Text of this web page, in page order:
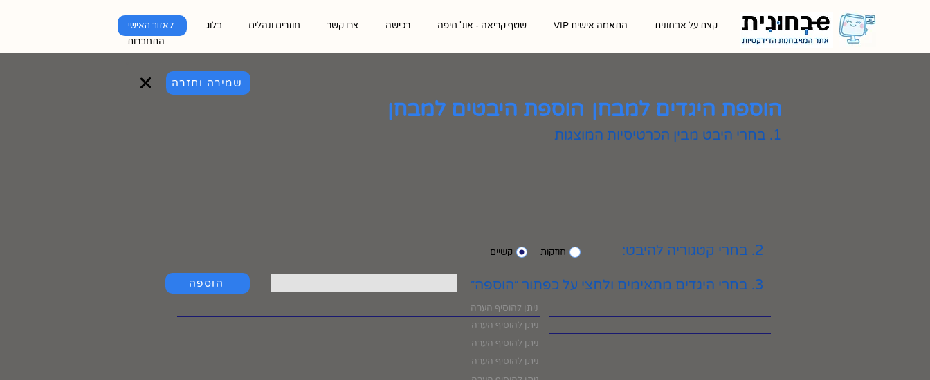
לאזור האישי
התחברות
קצת על אבחונית התאמה אישית VIP שטף קריאה - אונ' חיפה רכישה צרו קשר חוזרים ונהלים בלוג
שמירה וחזרה
הוספת היבטים למבחן הוספת היגדים למבחן
1. בחרי היבט מבין הכרטיסיות המוצגות
חוזקות קשיים 2. בחרי קטגוריה להיבט:
הוספה 3. בחרי היגדים מתאימים ולחצי על כפתור ״הוספה״